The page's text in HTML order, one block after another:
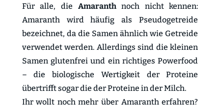
Für alle, die Amaranthnoch nicht kennen:
Amaranth wird häufig als Pseudogetreide
bezeichnet, da die Samen ähnlich wie Getreide
verwendet werden. Allerdings sind die kleinen
Samen glutenfrei und ein richtiges Powerfood
– die biologische Wertigkeit der Proteine
übertrifft sogar die der Proteine in der Milch.
Ihr wollt noch mehr über Amaranth erfahren?